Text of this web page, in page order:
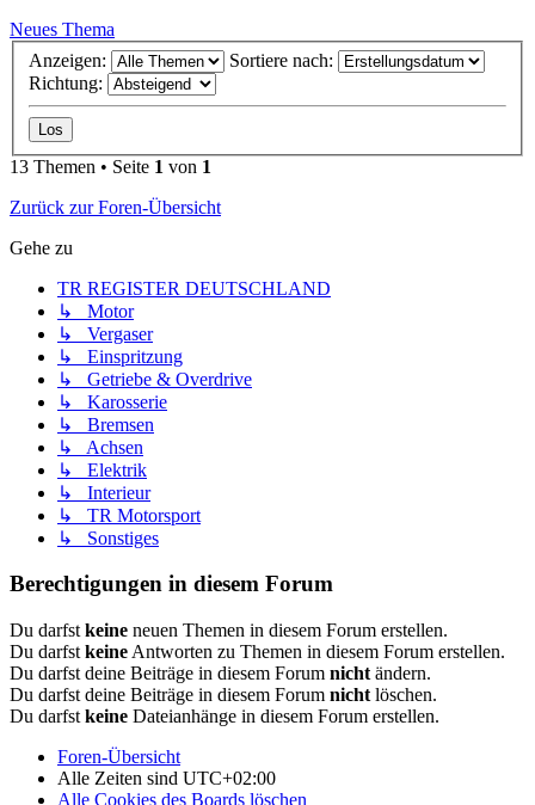
Neues Thema
Anzeigen:
Sortiere nach:
Richtung:
13 Themen • Seite 1 von 1
Zurück zur Foren-Übersicht
Gehe zu
TR REGISTER DEUTSCHLAND
↳ Motor
↳ Vergaser
↳ Einspritzung
↳ Getriebe & Overdrive
↳ Karosserie
↳ Bremsen
↳ Achsen
↳ Elektrik
↳ Interieur
↳ TR Motorsport
↳ Sonstiges
Berechtigungen in diesem Forum
Du darfst keine neuen Themen in diesem Forum erstellen.
Du darfst keine Antworten zu Themen in diesem Forum erstellen.
Du darfst deine Beiträge in diesem Forum nicht ändern.
Du darfst deine Beiträge in diesem Forum nicht löschen.
Du darfst keine Dateianhänge in diesem Forum erstellen.
Foren-Übersicht
Alle Zeiten sind UTC+02:00
Alle Cookies des Boards löschen